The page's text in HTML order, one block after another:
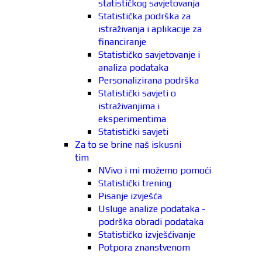
statističkog savjetovanja
Statistička podrška za
istraživanja i aplikacije za
financiranje
Statističko savjetovanje i
analiza podataka
Personalizirana podrška
Statistički savjeti o
istraživanjima i
eksperimentima
Statistički savjeti
Za to se brine naš iskusni
tim
NVivo i mi možemo pomoći
Statistički trening
Pisanje izvješća
Usluge analize podataka -
podrška obradi podataka
Statističko izvješćivanje
Potpora znanstvenom